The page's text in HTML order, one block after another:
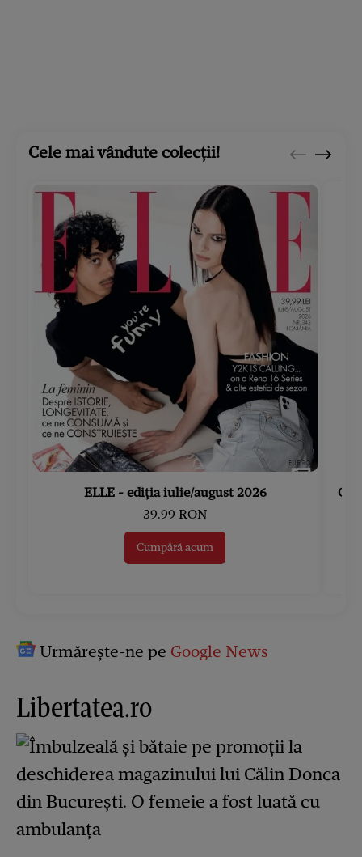
Cele mai vândute colecții!
ELLE - ediția iulie/august 2026
39.99 RON
Cumpără acum
Urmărește-ne pe Google News
Libertatea.ro